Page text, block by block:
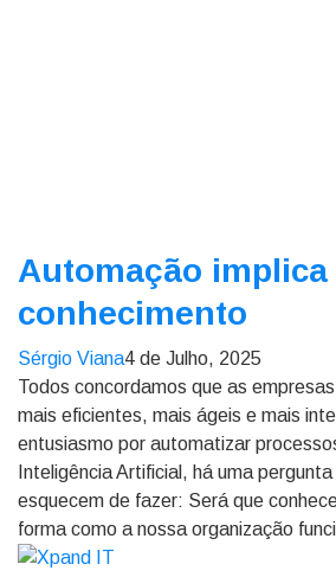
Automação implica
conhecimento
Sérgio Viana4 de Julho, 2025
Todos concordamos que as
mais eficientes, mais ágeis e mais
entusiasmo por automatizar
Inteligência Artificial, há uma
esquecem de fazer: Será que
forma como a nossa organização